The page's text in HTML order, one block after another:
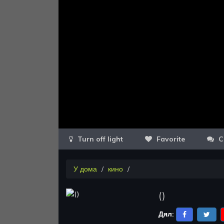
Favorite
У дома кино
()
Дял: